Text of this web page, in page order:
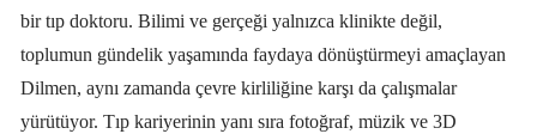
bir tıp doktoru. Bilimi ve gerçeği yalnızca klinikte değil,
toplumun gündelik yaşamında faydaya dönüştürmeyi amaçlayan
Dilmen, aynı zamanda çevre kirliliğine karşı da çalışmalar
yürütüyor. Tıp kariyerinin yanı sıra fotoğraf, müzik ve 3D